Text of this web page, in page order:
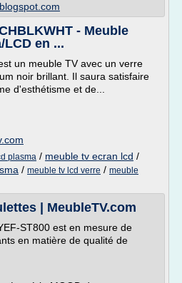
- Meuble
en ...
un meuble TV avec un verre
noir brillant. Il saura satisfaire
d'esthétisme et de...
plasma / meuble tv ecran lcd /
/ meuble tv lcd verre / meuble
| MeubleTV.com
ST800 est en mesure de
en matière de qualité de